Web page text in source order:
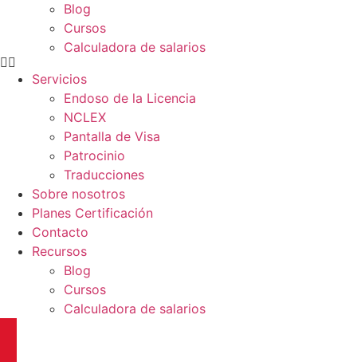
Blog
Cursos
Calculadora de salarios
Servicios
Endoso de la Licencia
NCLEX
Pantalla de Visa
Patrocinio
Traducciones
Sobre nosotros
Planes Certificación
Contacto
Recursos
Blog
Cursos
Calculadora de salarios